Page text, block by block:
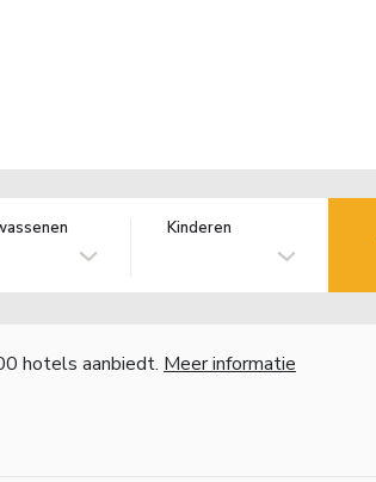
Kinderen
hotels aanbiedt. Meer informatie